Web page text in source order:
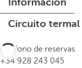
Circuito termal
Teléfono de reservas
+34 928 243 045